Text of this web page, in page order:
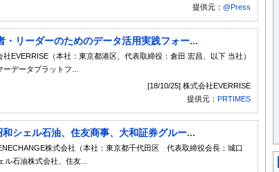
提供元： @Press
リーダーのためのデータ活用実践フォー...
EVERRISE（本社：東京都港区、代表取締役：倉田 宏昌、以下 当社）
データプラットフ...
[18/10/25] 株式会社EVERRISE
提供元： PRTIMES
シェル石油、住友商事、大和証券グルー...
株式会社（本社：東京都千代田区 代表取締役会長：城口
石油株式会社、住友...